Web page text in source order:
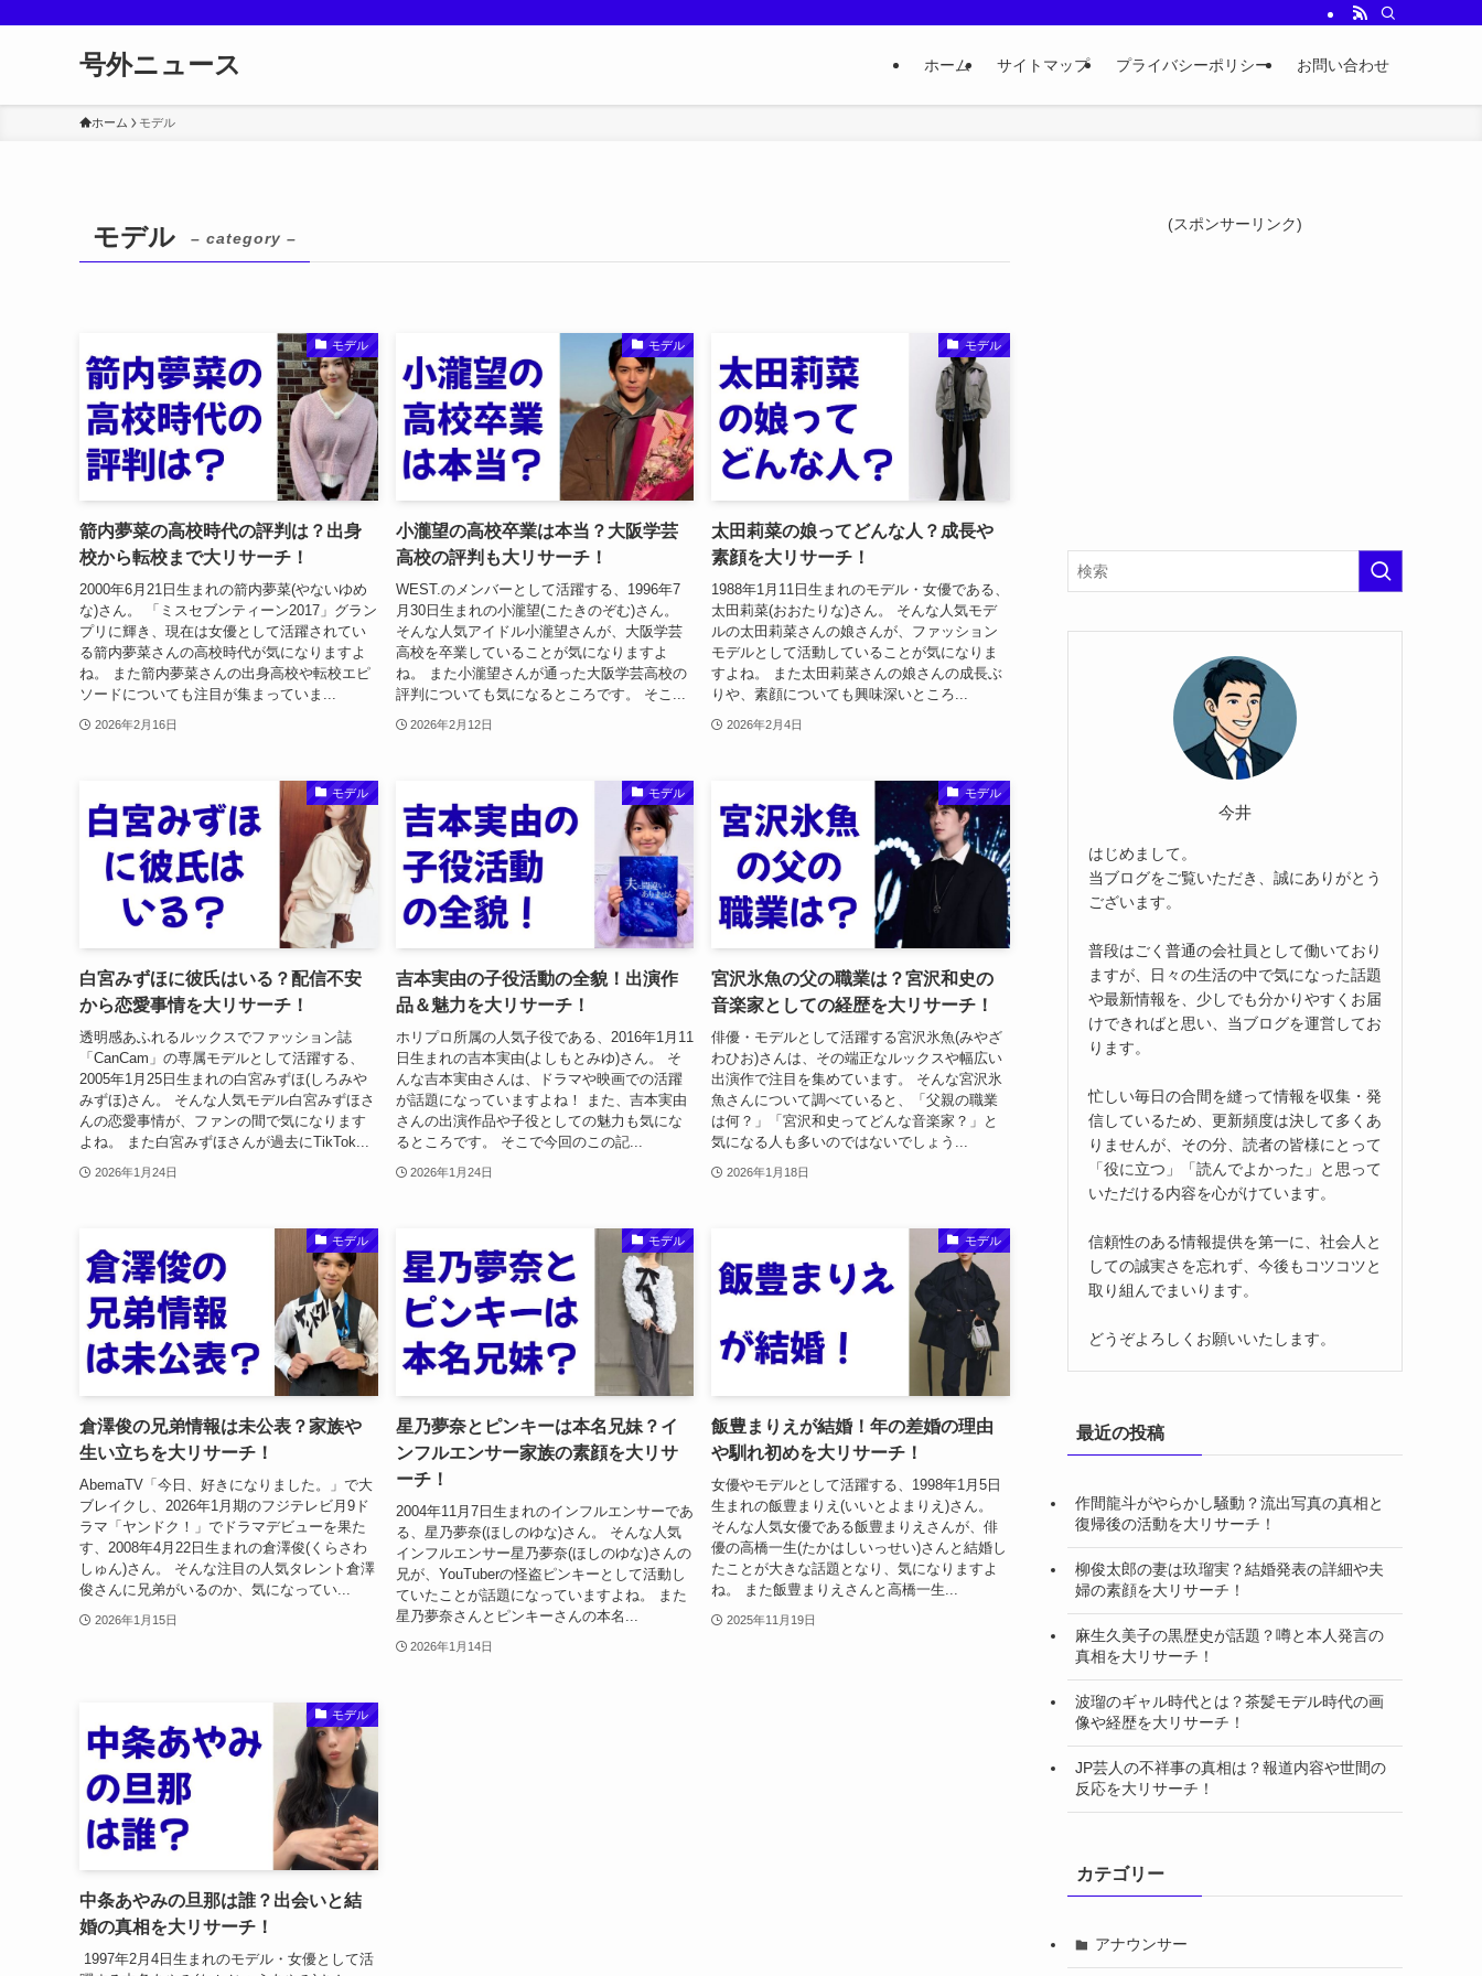
号外ニュース ホーム サイトマップ プライバシーポリシー お問い合わせ
ホーム モデル
モデル – category –
モデル
箭内夢菜の高校時代の評判は？出身
校から転校まで大リサーチ！
2000年6月21日生まれの箭内夢菜(やないゆめ
な)さん。 「ミスセブンティーン2017」グラン
プリに輝き、現在は女優として活躍されてい
る箭内夢菜さんの高校時代が気になりますよ
ね。 また箭内夢菜さんの出身高校や転校エピ
ソードについても注目が集まっていま...
2026年2月16日
モデル
小瀧望の高校卒業は本当？大阪学芸
高校の評判も大リサーチ！
WEST.のメンバーとして活躍する、1996年7
月30日生まれの小瀧望(こたきのぞむ)さん。
そんな人気アイドル小瀧望さんが、大阪学芸
高校を卒業していることが気になりますよ
ね。 また小瀧望さんが通った大阪学芸高校の
評判についても気になるところです。 そこ...
2026年2月12日
モデル
太田莉菜の娘ってどんな人？成長や
素顔を大リサーチ！
1988年1月11日生まれのモデル・女優である、
太田莉菜(おおたりな)さん。 そんな人気モデ
ルの太田莉菜さんの娘さんが、ファッション
モデルとして活動していることが気になりま
すよね。 また太田莉菜さんの娘さんの成長ぶ
りや、素顔についても興味深いところ...
2026年2月4日
モデル
白宮みずほに彼氏はいる？配信不安
から恋愛事情を大リサーチ！
透明感あふれるルックスでファッション誌
「CanCam」の専属モデルとして活躍する、
2005年1月25日生まれの白宮みずほ(しろみや
みずほ)さん。 そんな人気モデル白宮みずほさ
んの恋愛事情が、ファンの間で気になります
よね。 また白宮みずほさんが過去にTikTok...
2026年1月24日
モデル
吉本実由の子役活動の全貌！出演作
品＆魅力を大リサーチ！
ホリプロ所属の人気子役である、2016年1月11
日生まれの吉本実由(よしもとみゆ)さん。 そ
んな吉本実由さんは、ドラマや映画での活躍
が話題になっていますよね！ また、吉本実由
さんの出演作品や子役としての魅力も気にな
るところです。 そこで今回のこの記...
2026年1月24日
モデル
宮沢氷魚の父の職業は？宮沢和史の
音楽家としての経歴を大リサーチ！
俳優・モデルとして活躍する宮沢氷魚(みやざ
わひお)さんは、その端正なルックスや幅広い
出演作で注目を集めています。 そんな宮沢氷
魚さんについて調べていると、「父親の職業
は何？」「宮沢和史ってどんな音楽家？」と
気になる人も多いのではないでしょう...
2026年1月18日
モデル
倉澤俊の兄弟情報は未公表？家族や
生い立ちを大リサーチ！
AbemaTV「今日、好きになりました。」で大
ブレイクし、2026年1月期のフジテレビ月9ド
ラマ「ヤンドク！」でドラマデビューを果た
す、2008年4月22日生まれの倉澤俊(くらさわ
しゅん)さん。 そんな注目の人気タレント倉澤
俊さんに兄弟がいるのか、気になってい...
2026年1月15日
モデル
星乃夢奈とピンキーは本名兄妹？イ
ンフルエンサー家族の素顔を大リサ
ーチ！
2004年11月7日生まれのインフルエンサーであ
る、星乃夢奈(ほしのゆな)さん。 そんな人気
インフルエンサー星乃夢奈(ほしのゆな)さんの
兄が、YouTuberの怪盗ピンキーとして活動し
ていたことが話題になっていますよね。 また
星乃夢奈さんとピンキーさんの本名...
2026年1月14日
モデル
飯豊まりえが結婚！年の差婚の理由
や馴れ初めを大リサーチ！
女優やモデルとして活躍する、1998年1月5日
生まれの飯豊まりえ(いいとよまりえ)さん。
そんな人気女優である飯豊まりえさんが、俳
優の高橋一生(たかはしいっせい)さんと結婚し
たことが大きな話題となり、気になりますよ
ね。 また飯豊まりえさんと高橋一生...
2025年11月19日
モデル
中条あやみの旦那は誰？出会いと結
婚の真相を大リサーチ！
1997年2月4日生まれのモデル・女優として活
(スポンサーリンク)
今井
はじめまして。
当ブログをご覧いただき、誠にありがとう
ございます。
普段はごく普通の会社員として働いており
ますが、日々の生活の中で気になった話題
や最新情報を、少しでも分かりやすくお届
けできればと思い、当ブログを運営してお
ります。
忙しい毎日の合間を縫って情報を収集・発
信しているため、更新頻度は決して多くあ
りませんが、その分、読者の皆様にとって
「役に立つ」「読んでよかった」と思って
いただける内容を心がけています。
信頼性のある情報提供を第一に、社会人と
しての誠実さを忘れず、今後もコツコツと
取り組んでまいります。
どうぞよろしくお願いいたします。
最近の投稿
作間龍斗がやらかし騒動？流出写真の真相と
復帰後の活動を大リサーチ！
柳俊太郎の妻は玖瑠実？結婚発表の詳細や夫
婦の素顔を大リサーチ！
麻生久美子の黒歴史が話題？噂と本人発言の
真相を大リサーチ！
波瑠のギャル時代とは？茶髪モデル時代の画
像や経歴を大リサーチ！
JP芸人の不祥事の真相は？報道内容や世間の
反応を大リサーチ！
カテゴリー
アナウンサー